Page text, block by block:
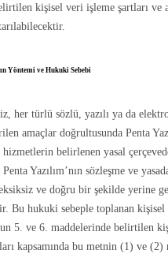
kişisel veri işleme şartları ve
Yöntemi ve Hukuki Sebebi
her türlü sözlü, yazılı ya da
amaçlar doğrultusunda Penta
belirlenen yasal
Yazılım’nın sözleşme ve
ve doğru bir şekilde yerine
Bu hukuki sebeple toplanan
5. ve 6. maddelerinde belirtilen
kapsamında bu metnin (1) ve (2)